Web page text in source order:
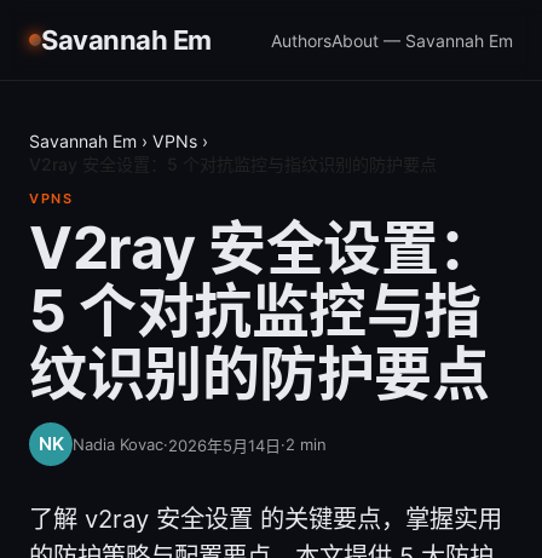
Savannah Em AuthorsAbout — Savannah Em
Savannah Em › VPNs ›
VPNS
V2ray 安全设置：
5 个对抗监控与指
纹识别的防护要点
Nadia Kovac·2026年5月14日·2 min
了解 v2ray 安全设置 的关键要点，掌握实用